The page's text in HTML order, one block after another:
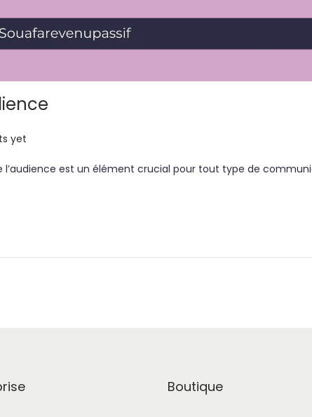
yet
l’audience est un élément crucial pour tout type de
Boutique